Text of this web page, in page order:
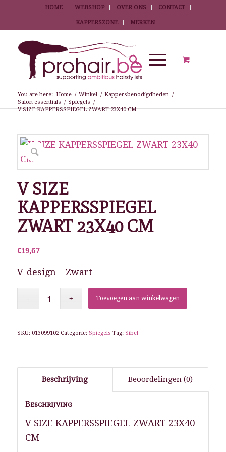
HOME WEBSHOP OVER ONS CONTACT
KAPPERSZONE MERKEN
You are here: Home / Winkel / Kappersbenodigdheden /
Salon essentials / Spiegels /
V SIZE KAPPERSSPIEGEL ZWART 23X40 CM
V SIZE
KAPPERSSPIEGEL
ZWART 23X40 CM
€19,67
V-design – Zwart
Toevoegen aan winkelwagen
SKU: 013099102 Categorie: Spiegels Tag: Sibel
Beschrijving Beoordelingen (0)
Beschrijving
V SIZE KAPPERSSPIEGEL ZWART 23X40
CM